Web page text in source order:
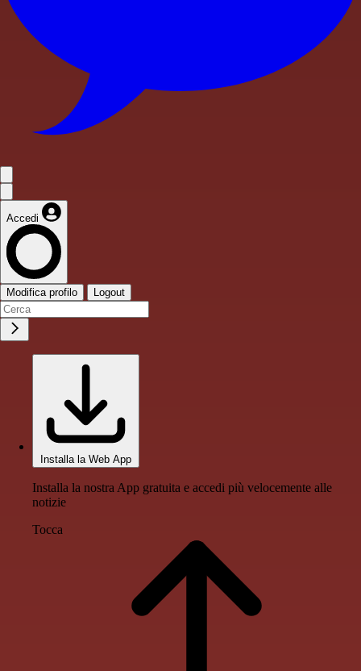
Accedi
Modifica profilo Logout
Installa la Web App
Installa la nostra App gratuita e accedi più velocemente alle
notizie
Tocca